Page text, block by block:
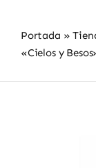
Portada »
«Cielos y